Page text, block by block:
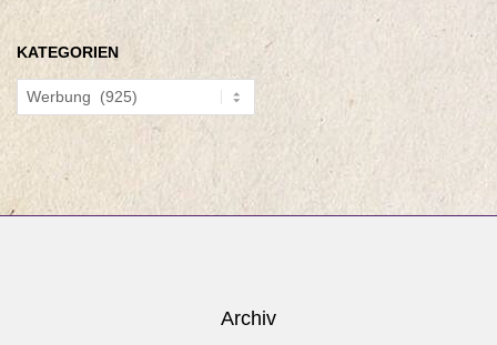
KATEGORIEN
Kategorien
Archiv